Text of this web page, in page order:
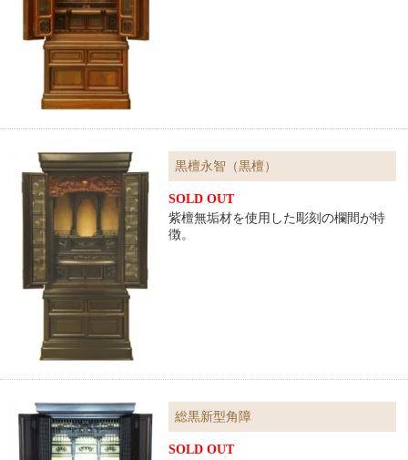
黒檀永智（黒檀）
SOLD OUT
紫檀無垢材を使用した彫刻の欄間が特
徴。
総黒新型角障
SOLD OUT